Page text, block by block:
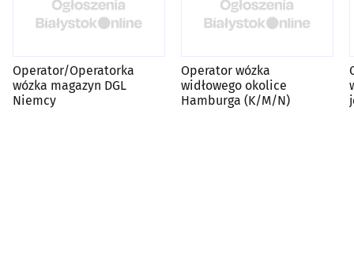
Operator/Operatorka
wózka magazyn DGL
Niemcy
Operator wózka
widłowego okolice
Hamburga (K/M/N)